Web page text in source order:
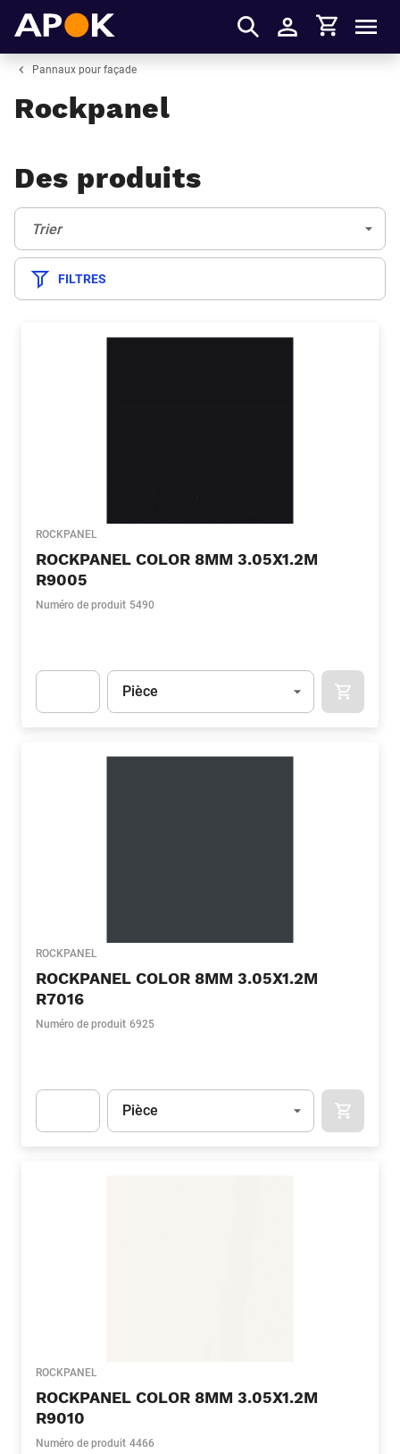
S'identifier
Panier
Pannaux pour façade
Rockpanel
Des produits
Trier:
Trier
FILTRES
ROCKPANEL
ROCKPANEL COLOR 8MM 3.05X1.2M
R9005
Numéro de produit 5490
Unité
Pièce
ROCKPANEL
ROCKPANEL COLOR 8MM 3.05X1.2M
R7016
Numéro de produit 6925
Unité
Pièce
ROCKPANEL
ROCKPANEL COLOR 8MM 3.05X1.2M
R9010
Numéro de produit 4466